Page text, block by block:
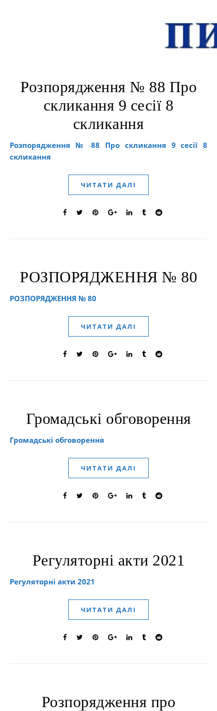
Розпорядження № 88 Про
скликання 9 сесії 8
скликання
Розпорядження № 88 Про скликання 9 сесії 8
скликання
ЧИТАТИ ДАЛІ
РОЗПОРЯДЖЕННЯ № 80
РОЗПОРЯДЖЕННЯ № 80
ЧИТАТИ ДАЛІ
Громадські обговорення
Громадські обговорення
ЧИТАТИ ДАЛІ
Регуляторні акти 2021
Регуляторні акти 2021
ЧИТАТИ ДАЛІ
Розпорядження про